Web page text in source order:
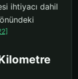
ihtiyacı dahil